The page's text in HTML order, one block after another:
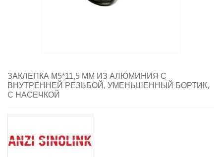
ЗАКЛЕПКА M5*11,5 ММ ИЗ АЛЮМИНИЯ С
ВНУТРЕННЕЙ РЕЗЬБОЙ, УМЕНЬШЕННЫЙ БОРТИК,
С НАСЕЧКОЙ